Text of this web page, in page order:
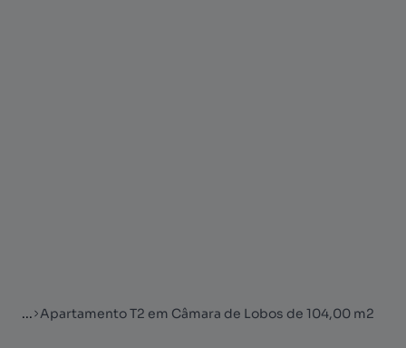
... Apartamento T2 em Câmara de Lobos de 104,00 m2